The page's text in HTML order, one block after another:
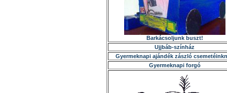
Barkácsoljunk buszt!
Ujjbáb-színház
Gyermeknapi ajándék zászló
Gyermeknapi forgó